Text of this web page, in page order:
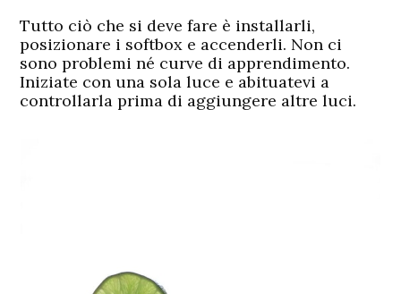
Tutto ciò che si deve fare è installarli,
posizionare i softbox e accenderli. Non ci
sono problemi né curve di apprendimento.
Iniziate con una sola luce e abituatevi a
controllarla prima di aggiungere altre luci.